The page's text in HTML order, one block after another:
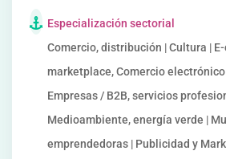
Especialización sectorial
Comercio, distribución | Cultura |
marketplace, Comercio electrónico
Empresas / B2B, servicios
Medioambiente, energía verde |
emprendedoras | Publicidad y